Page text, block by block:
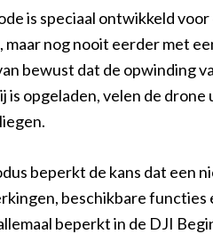
is speciaal ontwikkeld
maar nog nooit eerder met
bewust dat de opwinding
is opgeladen, velen de
beperkt de kans dat een
beschikbare functies
beperkt in de DJI